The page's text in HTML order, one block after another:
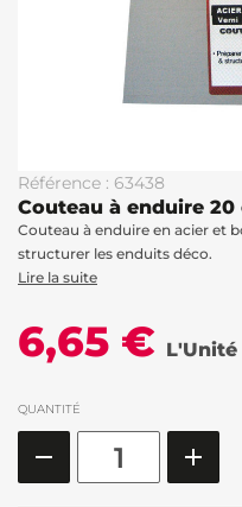
Référence : 63438
Couteau à enduire 20
Couteau à enduire en acier et
structurer les enduits déco.
Lire la suite
6,65 € L'Unité
QUANTITÉ